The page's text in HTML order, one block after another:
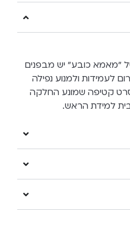
"מאמא כובע" יש מבפנים
לעמידות ולמנוע נפילה
קטיפה שמונע החלקה
למידת הראש.